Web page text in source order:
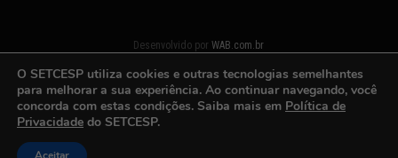
Desenvolvido porWAB.com.br
O SETCESP utiliza cookies e outras tecnologias semelhantes
para melhorar a sua experiência. Ao continuar navegando, você
concorda com estas condições. Saiba mais em Política de
Privacidade do SETCESP.